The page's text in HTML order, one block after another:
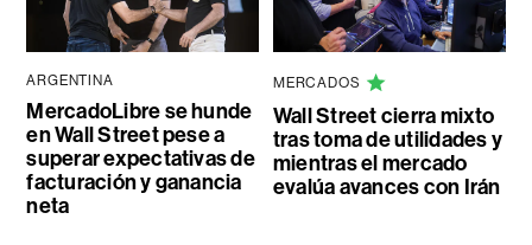
ARGENTINA
MercadoLibre se hunde
en Wall Street pese a
superar expectativas de
facturación y ganancia
neta
MERCADOS
Wall Street cierra mixto
tras toma de utilidades y
mientras el mercado
evalúa avances con Irán